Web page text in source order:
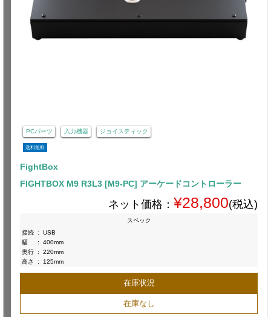
PCパーツ 入力機器 ジョイスティック
送料無料
FightBox
FIGHTBOX M9 R3L3 [M9-PC] アーケードコントローラー
ネット価格： ¥28,800(税込)
スペック
接続 :
USB
幅
:
400mm
奥行 :
220mm
高さ
: 125mm
在庫状況
在庫なし